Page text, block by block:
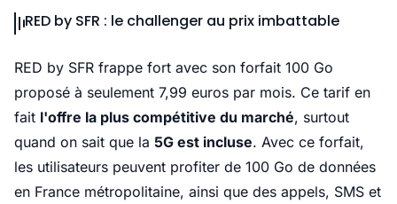
RED by SFR : le challenger au prix imbattable
RED by SFR frappe fort avec son forfait 100 Go
proposé à seulement 7,99 euros par mois. Ce tarif en
fait l'offre la plus compétitive du marché, surtout
quand on sait que la 5G est incluse. Avec ce forfait,
les utilisateurs peuvent profiter de 100 Go de données
en France métropolitaine, ainsi que des appels, SMS et